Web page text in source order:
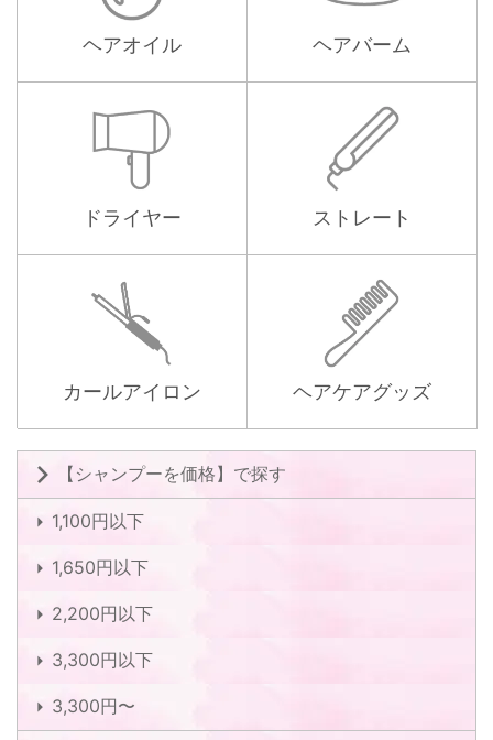
ヘアオイル ヘアバーム
ドライヤー ストレート
カールアイロン ヘアケアグッズ
【シャンプーを価格】で探す
1,100円以下
1,650円以下
2,200円以下
3,300円以下
3,300円〜